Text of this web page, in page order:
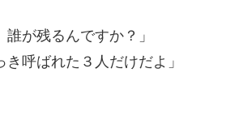
誰が残るんですか？」
き呼ばれた３人だけだよ」